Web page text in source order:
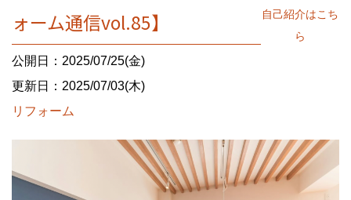
自己紹介はこち
ら
ォーム通信vol.85】
公開日：2025/07/25(金)
更新日：2025/07/03(木)
リフォーム